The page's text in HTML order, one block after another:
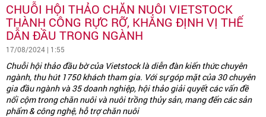
CHUỖI HỘI THẢO CHĂN NUÔI VIETSTOCK
THÀNH CÔNG RỰC RỠ, KHẲNG ĐỊNH VỊ THẾ
DẪN ĐẦU TRONG NGÀNH
17/08/2024 | 1:55
Chuỗi hội thảo đầu bờ của Vietstock là diễn đàn kiến thức chuyên
ngành, thu hút 1750 khách tham gia. Với sự góp mặt của 30 chuyên
gia đầu ngành và 35 doanh nghiệp, hội thảo giải quyết các vấn đề
nổi cộm trong chăn nuôi và nuôi trồng thủy sản, mang đến các sản
phẩm & công nghệ, hỗ trợ chăn nuôi